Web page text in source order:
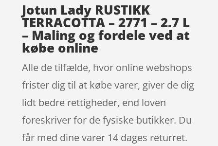
Jotun Lady RUSTIKK
TERRACOTTA – 2771 – 2.7 L
– Maling og fordele ved at
købe online
Alle de tilfælde, hvor online webshops
frister dig til at købe varer, giver de dig
lidt bedre rettigheder, end loven
foreskriver for de fysiske butikker. Du
får med dine varer 14 dages returret.